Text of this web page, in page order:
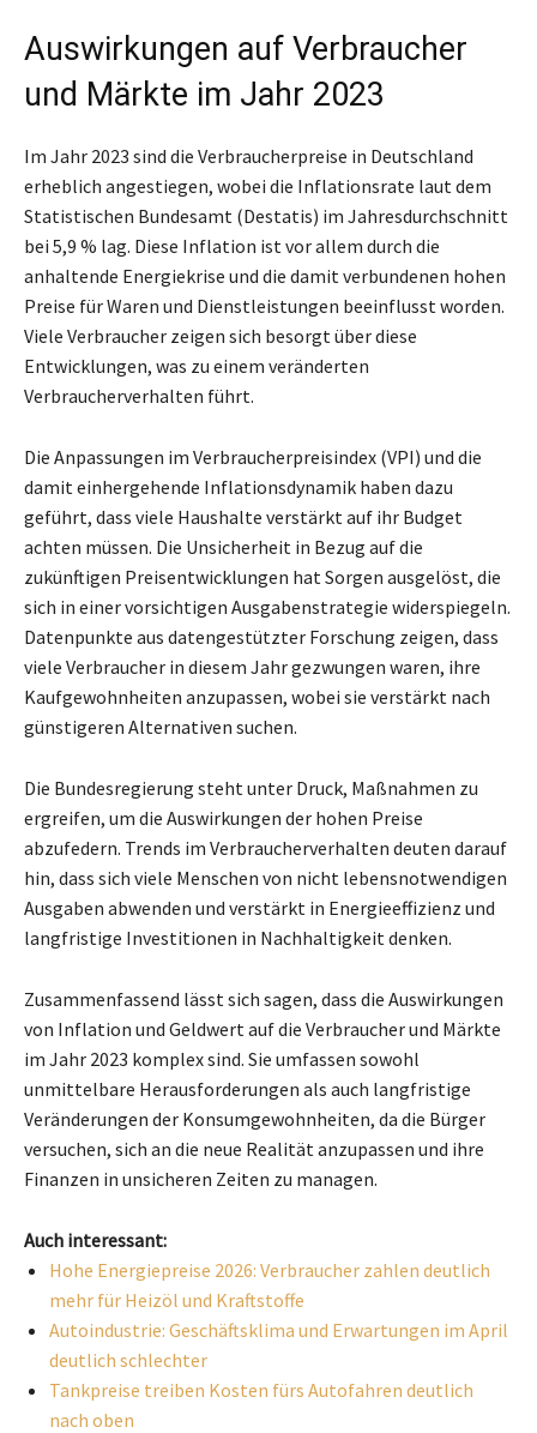
Auswirkungen auf Verbraucher
und Märkte im Jahr 2023
Im Jahr 2023 sind die Verbraucherpreise in Deutschland
erheblich angestiegen, wobei die Inflationsrate laut dem
Statistischen Bundesamt (Destatis) im Jahresdurchschnitt
bei 5,9 % lag. Diese Inflation ist vor allem durch die
anhaltende Energiekrise und die damit verbundenen hohen
Preise für Waren und Dienstleistungen beeinflusst worden.
Viele Verbraucher zeigen sich besorgt über diese
Entwicklungen, was zu einem veränderten
Verbraucherverhalten führt.
Die Anpassungen im Verbraucherpreisindex (VPI) und die
damit einhergehende Inflationsdynamik haben dazu
geführt, dass viele Haushalte verstärkt auf ihr Budget
achten müssen. Die Unsicherheit in Bezug auf die
zukünftigen Preisentwicklungen hat Sorgen ausgelöst, die
sich in einer vorsichtigen Ausgabenstrategie widerspiegeln.
Datenpunkte aus datengestützter Forschung zeigen, dass
viele Verbraucher in diesem Jahr gezwungen waren, ihre
Kaufgewohnheiten anzupassen, wobei sie verstärkt nach
günstigeren Alternativen suchen.
Die Bundesregierung steht unter Druck, Maßnahmen zu
ergreifen, um die Auswirkungen der hohen Preise
abzufedern. Trends im Verbraucherverhalten deuten darauf
hin, dass sich viele Menschen von nicht lebensnotwendigen
Ausgaben abwenden und verstärkt in Energieeffizienz und
langfristige Investitionen in Nachhaltigkeit denken.
Zusammenfassend lässt sich sagen, dass die Auswirkungen
von Inflation und Geldwert auf die Verbraucher und Märkte
im Jahr 2023 komplex sind. Sie umfassen sowohl
unmittelbare Herausforderungen als auch langfristige
Veränderungen der Konsumgewohnheiten, da die Bürger
versuchen, sich an die neue Realität anzupassen und ihre
Finanzen in unsicheren Zeiten zu managen.
Auch interessant:
Hohe Energiepreise 2026: Verbraucher zahlen deutlich
mehr für Heizöl und Kraftstoffe
Autoindustrie: Geschäftsklima und Erwartungen im April
deutlich schlechter
Tankpreise treiben Kosten fürs Autofahren deutlich
nach oben